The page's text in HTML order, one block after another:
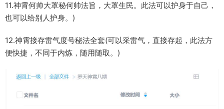
11.神霄何帅大罩秘何帅法旨，大罩生民。此法可以护身于自己，
也可以给别人护身。)
12.神霄接存雷气度号秘法全套(可以采雷气，直接存起，此法方
便快捷，不同于内炼，随用随取。)